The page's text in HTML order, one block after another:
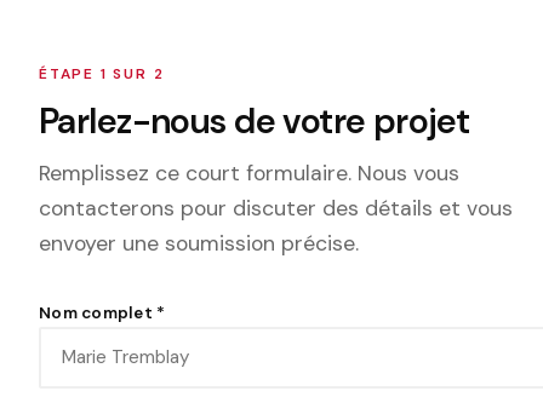
ÉTAPE 1 SUR 2
Parlez-nous de votre projet
Remplissez ce court formulaire. Nous vous
contacterons pour discuter des détails et vous
envoyer une soumission précise.
Nom complet *